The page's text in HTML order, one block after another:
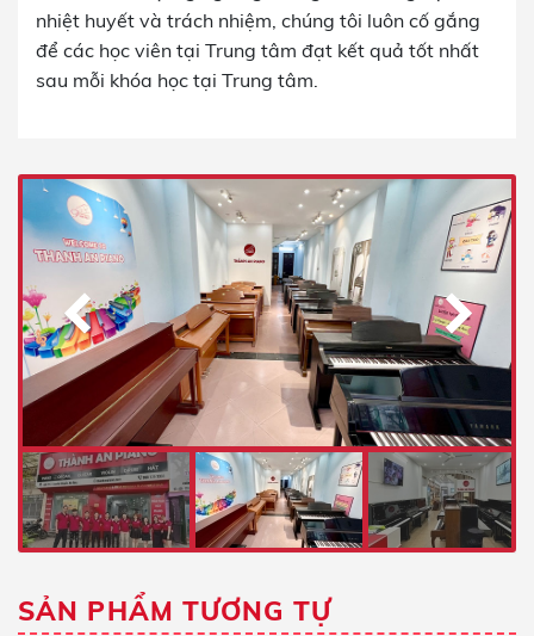
nhiệt huyết và trách nhiệm, chúng tôi luôn cố gắng
để các học viên tại Trung tâm đạt kết quả tốt nhất
sau mỗi khóa học tại Trung tâm.
SẢN PHẨM TƯƠNG TỰ